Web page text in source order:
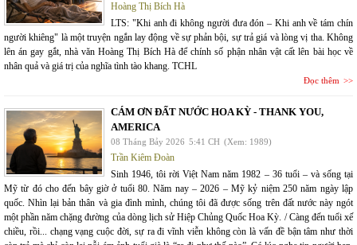
Hoàng Thị Bích Hà
LTS: "Khi anh đi không người đưa đón – Khi anh về tám chín
người khiêng" là một truyện ngắn lay động về sự phản bội, sự trả giá và lòng vị tha. Không
lên án gay gắt, nhà văn Hoàng Thị Bích Hà để chính số phận nhân vật cất lên bài học về
nhân quả và giá trị của nghĩa tình tào khang. TCHL
Đọc thêm
CÁM ƠN ĐẤT NƯỚC HOA KỲ - THANK YOU,
AMERICA
08 Tháng Bảy 2026 5:41 CH (Xem: 1989)
Trần Kiêm Đoàn
Sinh 1946, tôi rời Việt Nam năm 1982 – 36 tuổi – và sống tại
Mỹ từ đó cho đến bây giờ ở tuổi 80. Năm nay – 2026 – Mỹ kỷ niệm 250 năm ngày lập
quốc. Nhìn lại bản thân và gia đình mình, chúng tôi đã được sống trên đất nước này ngót
một phần năm chặng đường của dòng lịch sử Hiệp Chủng Quốc Hoa Kỳ. / Càng đến tuổi xế
chiều, rồi... chạng vạng cuộc đời, sự ra đi vĩnh viễn không còn là vấn đề bận tâm như thời